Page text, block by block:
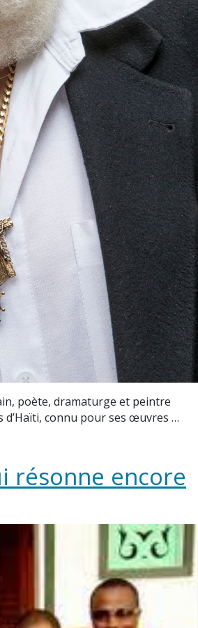
poète, dramaturge et peintre
d’Haïti, connu pour ses œuvres …
résonne encore